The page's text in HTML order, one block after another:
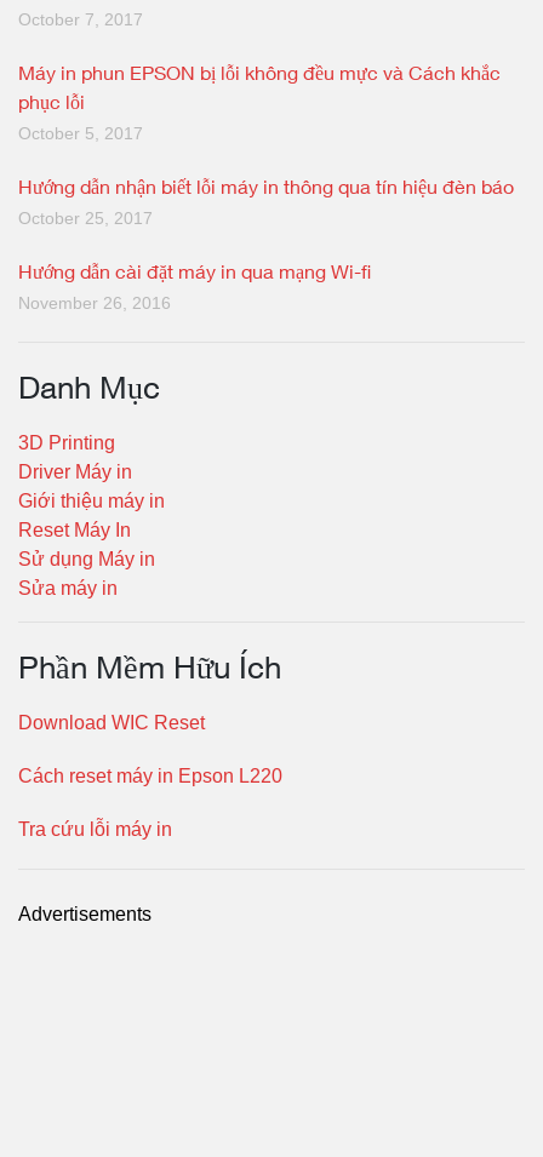
October 7, 2017
Máy in phun EPSON bị lỗi không đều mực và Cách khắc
phục lỗi
October 5, 2017
Hướng dẫn nhận biết lỗi máy in thông qua tín hiệu đèn báo
October 25, 2017
Hướng dẫn cài đặt máy in qua mạng Wi-fi
November 26, 2016
Danh Mục
3D Printing
Driver Máy in
Giới thiệu máy in
Reset Máy In
Sử dụng Máy in
Sửa máy in
Phần Mềm Hữu Ích
Download WIC Reset
Cách reset máy in Epson L220
Tra cứu lỗi máy in
Advertisements